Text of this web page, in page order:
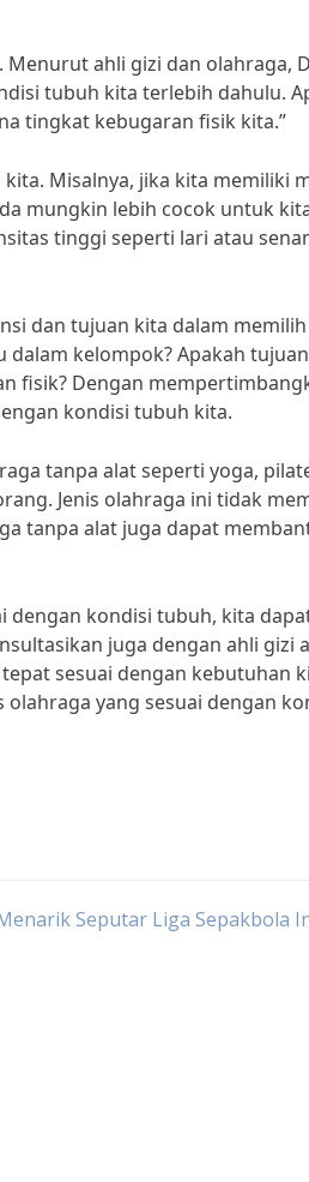
ahli gizi dan olahraga,
tubuh kita terlebih dahulu.
tingkat kebugaran fisik kita.”
Misalnya, jika kita memiliki
mungkin lebih cocok untuk
tinggi seperti lari atau
dan tujuan kita dalam memilih
kelompok? Apakah
fisik? Dengan
kondisi tubuh kita.
tanpa alat seperti yoga,
Jenis olahraga ini tidak
tanpa alat juga dapat
dengan kondisi tubuh, kita
juga dengan ahli gizi
sesuai dengan kebutuhan
yang sesuai dengan
Seputar Liga Sepakbola